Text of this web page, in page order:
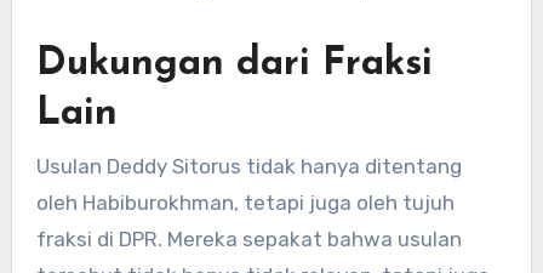
Dukungan dari Fraksi
Lain
Usulan Deddy Sitorus tidak hanya ditentang
oleh Habiburokhman, tetapi juga oleh tujuh
fraksi di DPR. Mereka sepakat bahwa usulan